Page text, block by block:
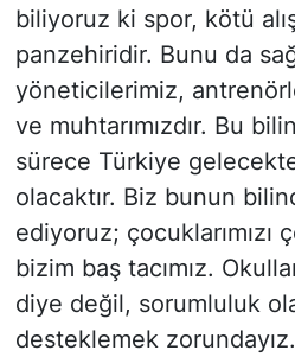
biliyoruz ki spor, kötü
panzehiridir. Bunu da
yöneticilerimiz,
ve muhtarımızdır. Bu
sürece Türkiye
olacaktır. Biz bunun
ediyoruz; çocuklarımızı
bizim baş tacımız.
diye değil, sorumluluk
desteklemek